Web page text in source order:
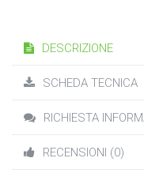
DESCRIZIONE
SCHEDA TECNICA
RICHIESTA
RECENSIONI (0)